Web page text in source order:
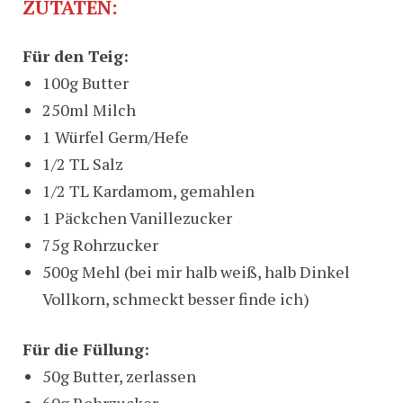
ZUTATEN:
Für den Teig:
100g Butter
250ml Milch
1 Würfel Germ/Hefe
1/2 TL Salz
1/2 TL Kardamom, gemahlen
1 Päckchen Vanillezucker
75g Rohrzucker
500g Mehl (bei mir halb weiß, halb Dinkel
Vollkorn, schmeckt besser finde ich)
Für die Füllung:
50g Butter, zerlassen